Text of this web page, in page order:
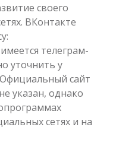
своего
ВКонтакте
телеграм-
уточнить у
сайт
указан, однако
сетях и на